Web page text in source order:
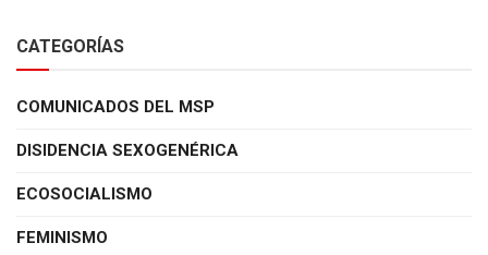
CATEGORÍAS
COMUNICADOS DEL MSP
DISIDENCIA SEXOGENÉRICA
ECOSOCIALISMO
FEMINISMO